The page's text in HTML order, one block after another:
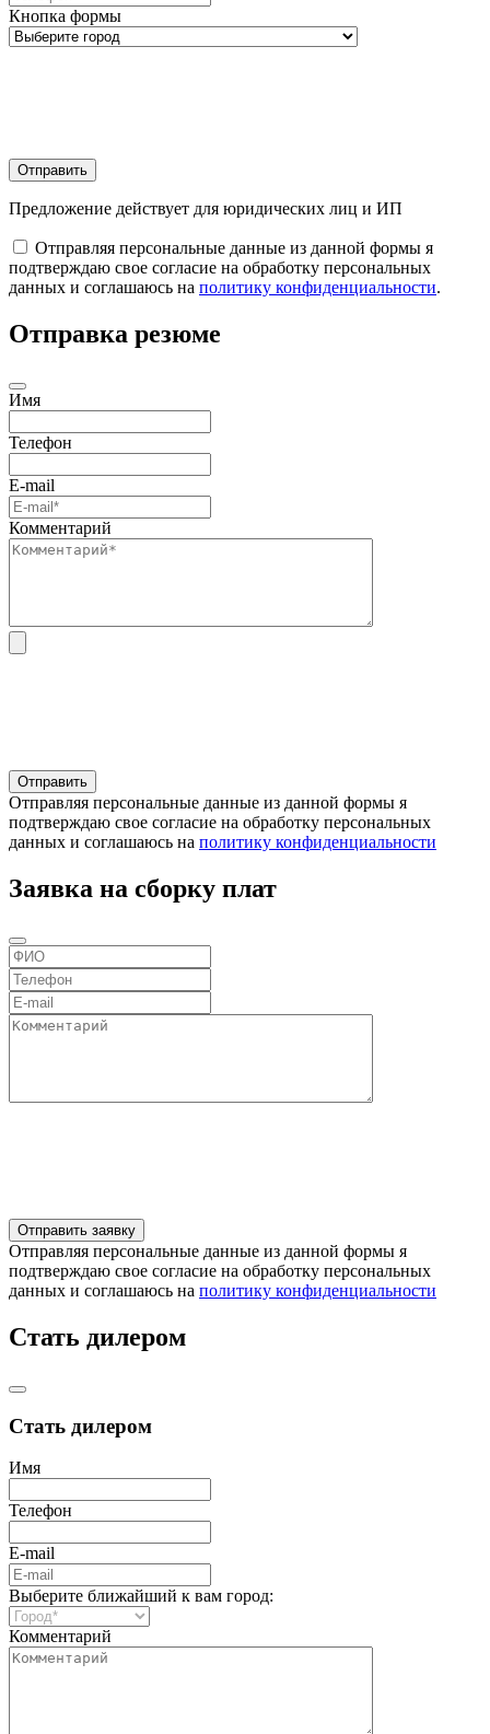
Кнопка формы
Отправить
Предложение действует для юридических лиц и ИП
Отправляя персональные данные из данной формы я
подтверждаю свое согласие на обработку персональных
данных и соглашаюсь на политику конфиденциальности.
Отправка резюме
Имя
Телефон
E-mail
Комментарий
Отправляя персональные данные из данной формы я
подтверждаю свое согласие на обработку персональных
данных и соглашаюсь на политику конфиденциальности
Заявка на сборку плат
Отправляя персональные данные из данной формы я
подтверждаю свое согласие на обработку персональных
данных и соглашаюсь на политику конфиденциальности
Стать дилером
Стать дилером
Имя
Телефон
E-mail
Выберите ближайший к вам город:
Комментарий